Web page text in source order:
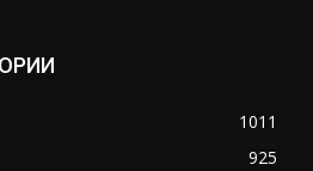
1011
925